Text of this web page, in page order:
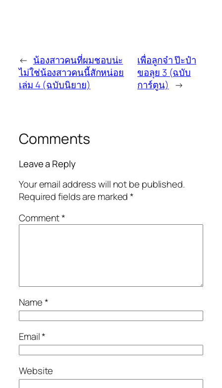
← น้องสาวคนที่ผมชอบน่ะ
ไม่ใช่น้องสาวคนนี้สักหน่อย
เล่ม 4 (ฉบับนิยาย)
เพื่อลูกจ๋า ป๊ะป๋า
ขอลุย 3 (ฉบับ
การ์ตูน) →
Comments
Leave a Reply
Your email address will not be published.
Required fields are marked*
Comment*
Name*
Email*
Website